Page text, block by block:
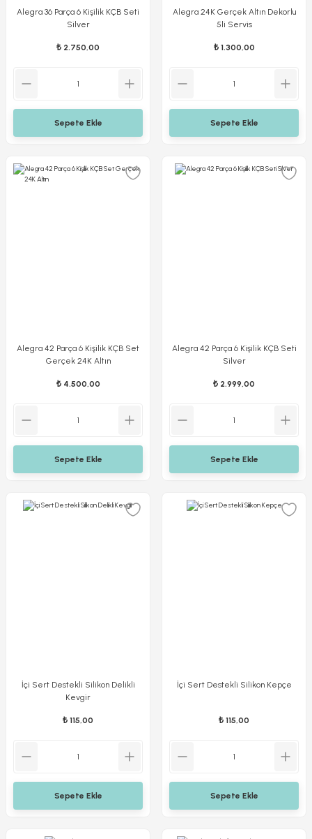
Alegra 36 Parça 6 Kişilik KÇB Seti
Silver
₺ 2.750,00
Sepete Ekle
Alegra 24K Gerçek Altın Dekorlu
5li Servis
₺ 1.300,00
Sepete Ekle
Alegra 42 Parça 6 Kişilik KÇB Set
Gerçek 24K Altın
₺ 4.500,00
Sepete Ekle
Alegra 42 Parça 6 Kişilik KÇB Seti
Silver
₺ 2.999,00
Sepete Ekle
İçi Sert Destekli Silikon Delikli
Kevgir
₺ 115,00
Sepete Ekle
İçi Sert Destekli Silikon Kepçe
₺ 115,00
Sepete Ekle